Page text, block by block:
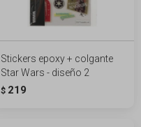
Stickers epoxy + colgante
Star Wars - diseño 2
$ 219